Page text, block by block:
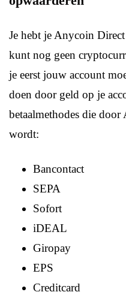
Je hebt je Anycoin
kunt nog geen
je eerst jouw account
doen door geld op je
betaalmethodes die
wordt:
Bancontact
SEPA
Sofort
iDEAL
Giropay
EPS
Creditcard